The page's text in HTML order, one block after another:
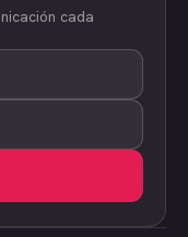
cada